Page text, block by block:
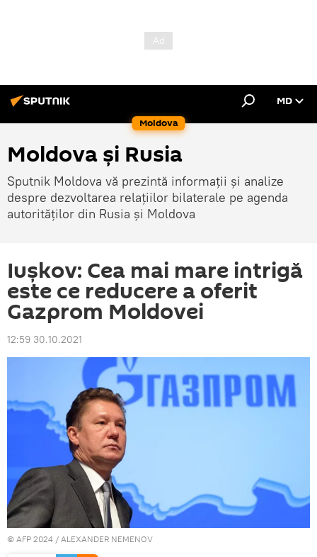
Moldova
MD
Moldova și Rusia
Sputnik Moldova vă prezintă informații și analize
despre dezvoltarea relațiilor bilaterale pe agenda
autorităților din Rusia și Moldova
Iușkov: Cea mai mare intrigă
este ce reducere a oferit
Gazprom Moldovei
12:59 30.10.2021
© AFP 2024 / ALEXANDER NEMENOV